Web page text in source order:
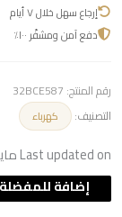
إرجاع سهل خلال ٧ أيام
دفع آمن ومشفّر ١٠٠٪
رقم المنتج: 32BCE587
التصنيف:
كهرباء
Last updated on مايو 14, 2026 4:00 ص